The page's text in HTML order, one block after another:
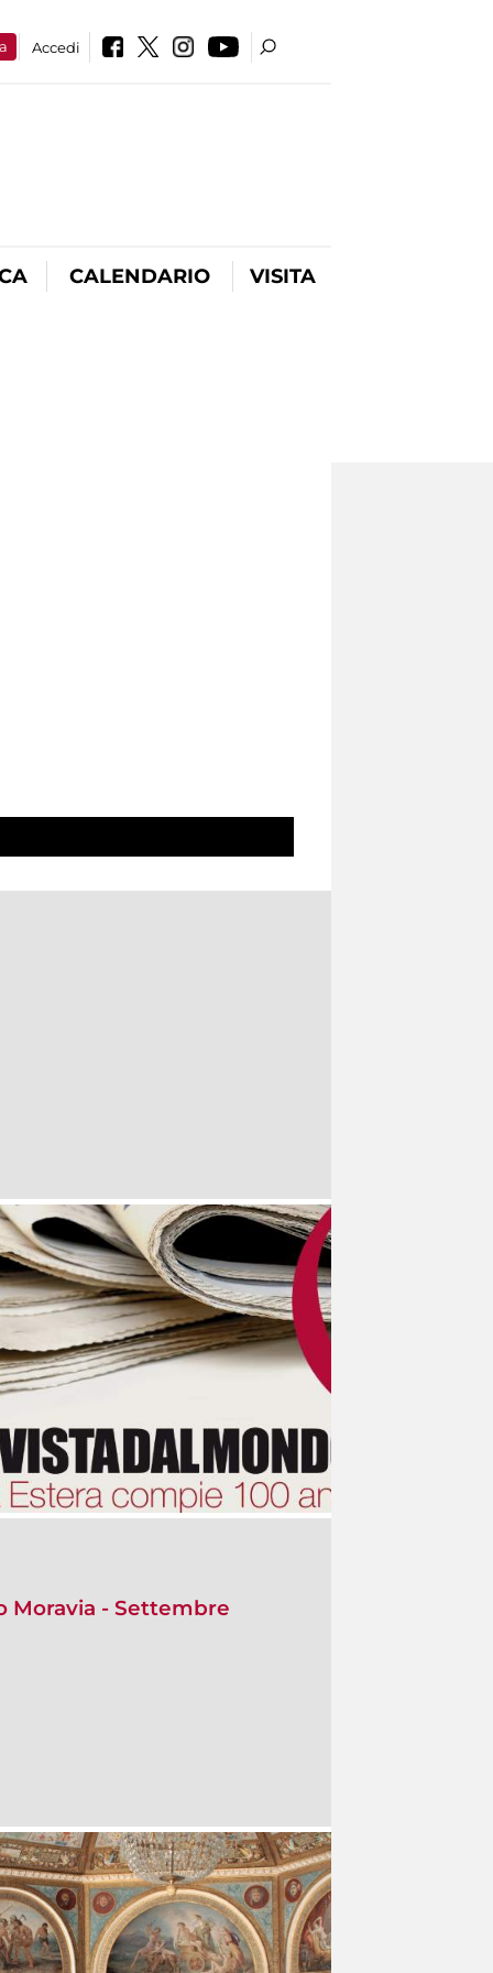
Accedi
CALENDARIO VISITA
Moravia - Settembre